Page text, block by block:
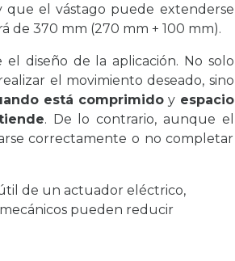
que el vástago puede extenderse
de 370 mm (270 mm + 100 mm).
diseño de la aplicación. No solo
el movimiento deseado, sino
está comprimido y espacio
. De lo contrario, aunque el
correctamente o no completar